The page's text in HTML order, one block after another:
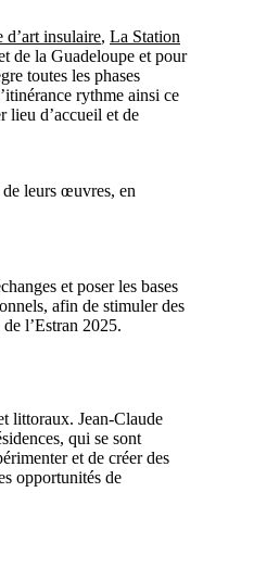
d’art insulaire, La Station
de la Guadeloupe et pour
toutes les phases
rythme ainsi ce
lieu d’accueil et de
leurs œuvres, en
et poser les bases
afin de stimuler des
l’Estran 2025.
littoraux. Jean-Claude
qui se sont
et de créer des
opportunités de